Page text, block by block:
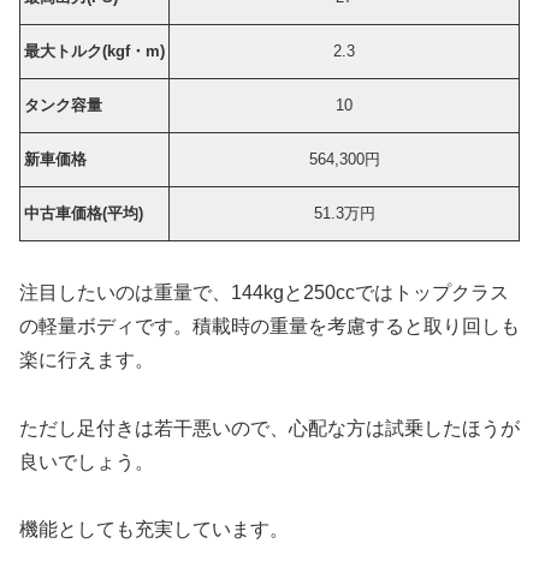
最大トルク(kgf・m) 2.3
タンク容量 10
新車価格 564,300円
中古車価格(平均) 51.3万円
注目したいのは重量で、144kgと250ccではトップクラス
の軽量ボディです。積載時の重量を考慮すると取り回しも
楽に行えます。
ただし足付きは若干悪いので、心配な方は試乗したほうが
良いでしょう。
機能としても充実しています。